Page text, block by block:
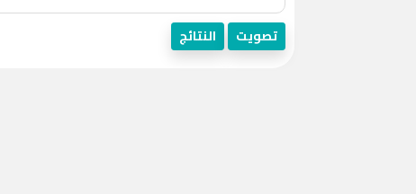
تصويت النتائج